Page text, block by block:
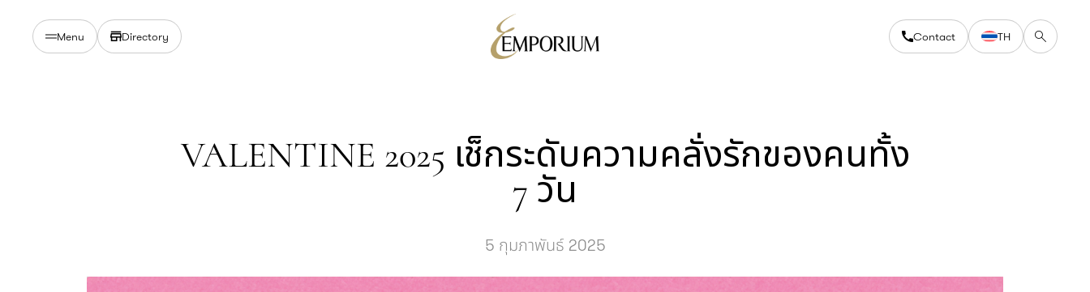
Menu Directory Contact TH
VALENTINE 2025 เช็กระดับความคลั่งรักของคนทั้ง
7 วัน
5 กุมภาพันธ์ 2025